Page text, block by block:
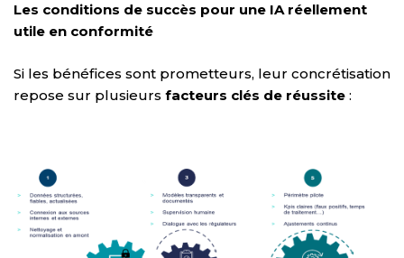
Les conditions de succès pour une IA réellement
utile en conformité
Si les bénéfices sont prometteurs, leur concrétisation
repose sur plusieurs facteurs clés de réussite :